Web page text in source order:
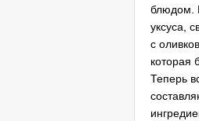
блюдом.
уксуса,
с
которая
Теперь